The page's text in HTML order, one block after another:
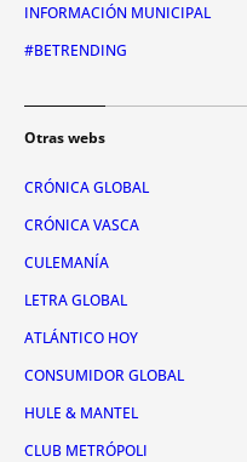
INFORMACIÓN MUNICIPAL
#BETRENDING
Otras webs
CRÓNICA GLOBAL
CRÓNICA VASCA
CULEMANÍA
LETRA GLOBAL
ATLÁNTICO HOY
CONSUMIDOR GLOBAL
HULE & MANTEL
CLUB METRÓPOLI